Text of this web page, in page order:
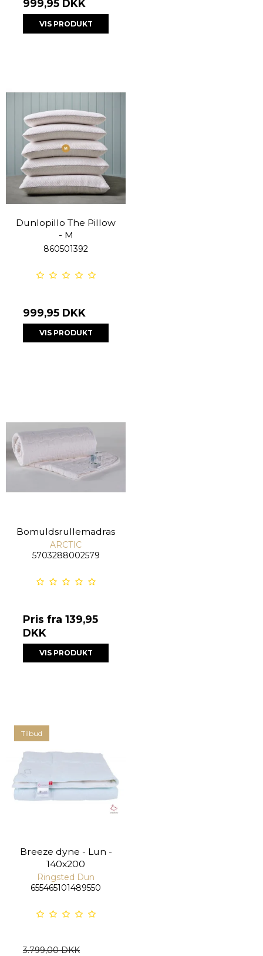
999,95 DKK
VIS PRODUKT
Dunlopillo The Pillow
- M
860501392
999,95 DKK
VIS PRODUKT
Bomuldsrullemadras
ARCTIC
5703288002579
Pris fra 139,95
DKK
VIS PRODUKT
Tilbud
Breeze dyne - Lun -
140x200
Ringsted Dun
655465101489550
3.799,00 DKK